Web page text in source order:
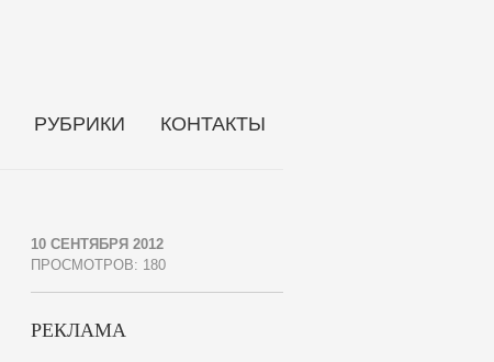
РУБРИКИ КОНТАКТЫ
10 СЕНТЯБРЯ 2012
ПРОСМОТРОВ: 180
РЕКЛАМА